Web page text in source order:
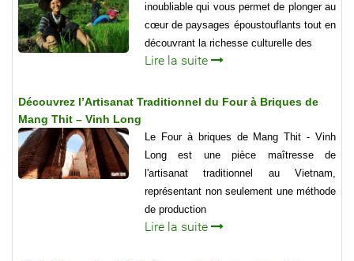
inoubliable qui vous permet de plonger au
cœur de paysages époustouflants tout en
découvrant la richesse culturelle des
Lire la suite
Découvrez l’Artisanat Traditionnel du Four à Briques de
Mang Thit – Vinh Long
Le Four à briques de Mang Thit - Vinh
Long est une pièce maîtresse de
l'artisanat traditionnel au Vietnam,
représentant non seulement une méthode
de production
Lire la suite